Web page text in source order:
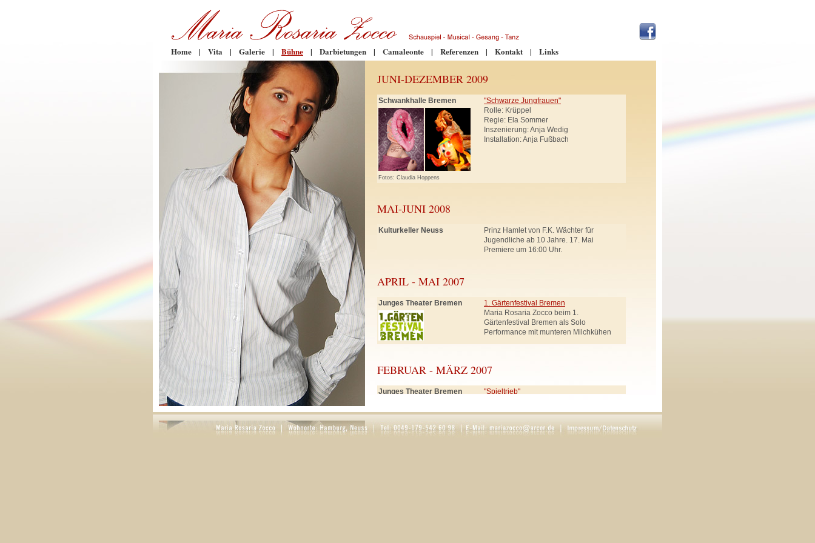
Home | Vita | Galerie | Bühne | Darbietungen | Camaleonte | Referenzen | Kontakt | Links
JUNI-DEZEMBER 2009
Schwankhalle Bremen
Fotos: Claudia Hoppens
"Schwarze Jungfrauen"
Rolle: Krüppel
Regie: Ela Sommer
Inszenierung: Anja Wedig
Installation: Anja Fußbach
MAI-JUNI 2008
Kulturkeller Neuss
Prinz Hamlet von F.K. Wächter für
Jugendliche ab 10 Jahre. 17. Mai
Premiere um 16:00 Uhr.
APRIL - MAI 2007
Junges Theater Bremen
1. Gärtenfestival Bremen
Maria Rosaria Zocco beim 1.
Gärtenfestival Bremen als Solo
Performance mit munteren Milchkühen
FEBRUAR - MÄRZ 2007
Junges Theater Bremen
"Spieltrieb"
Schneewittchen, Regie: Carsten Werner